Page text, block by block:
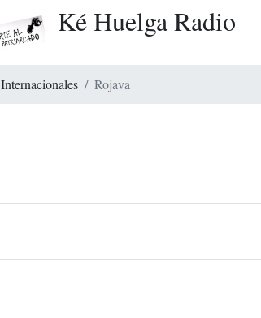
Ké Huelga Radio
Internacionales Rojava